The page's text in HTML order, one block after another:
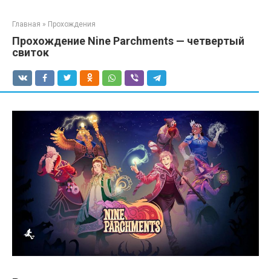
Главная » Прохождения
Прохождение Nine Parchments — четвертый
свиток